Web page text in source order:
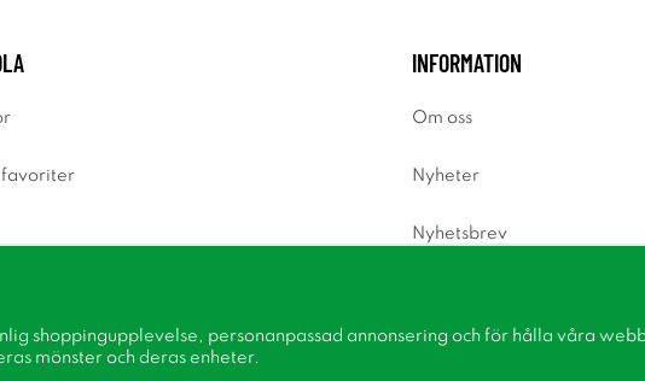
favoriter
INFORMATION
Om oss
Nyheter
Nyhetsbrev
Inspiration
shoppingupplevelse, personanpassad annonsering och för hålla våra
mönster och deras enheter.